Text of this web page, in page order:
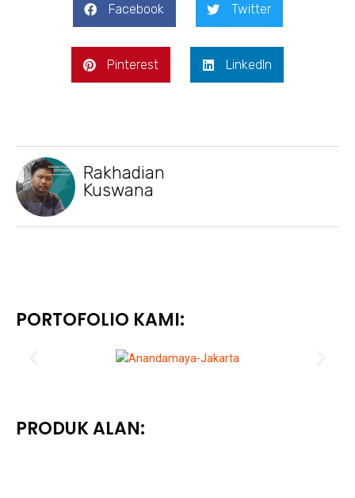
Facebook Twitter
Pinterest LinkedIn
Rakhadian
Kuswana
PORTOFOLIO KAMI:
PRODUK ALAN: